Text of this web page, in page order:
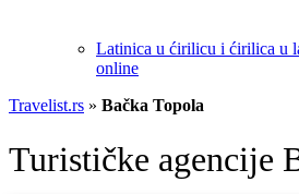
Latinica u ćirilicu i ćirilica u
online
Travelist.rs » Bačka Topola
Turističke agencije